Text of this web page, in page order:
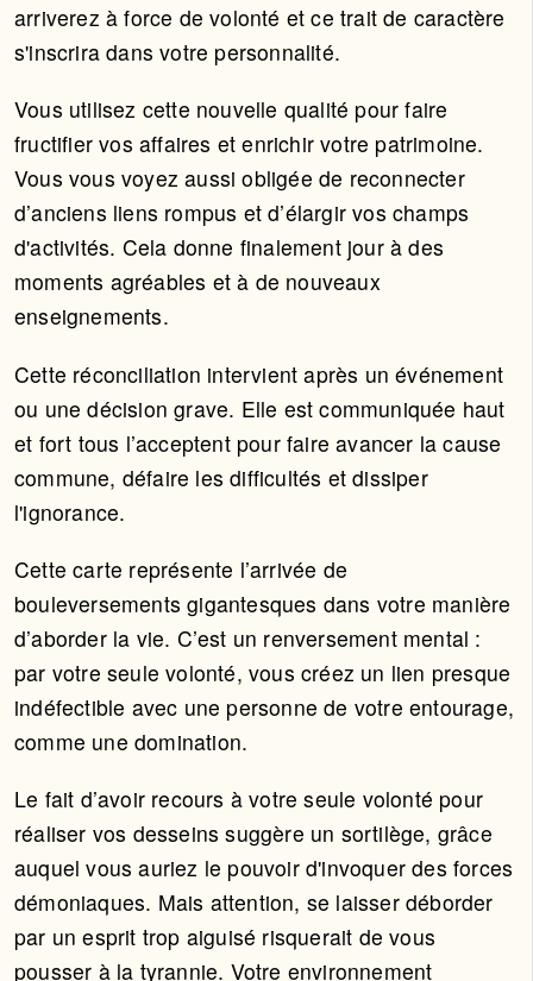
arriverez à force de volonté et ce trait de caractère
s'inscrira dans votre personnalité.
Vous utilisez cette nouvelle qualité pour faire
fructifier vos affaires et enrichir votre patrimoine.
Vous vous voyez aussi obligée de reconnecter
d’anciens liens rompus et d’élargir vos champs
d'activités. Cela donne finalement jour à des
moments agréables et à de nouveaux
enseignements.
Cette réconciliation intervient après un événement
ou une décision grave. Elle est communiquée haut
et fort tous l’acceptent pour faire avancer la cause
commune, défaire les difficultés et dissiper
l'ignorance.
Cette carte représente l’arrivée de
bouleversements gigantesques dans votre manière
d’aborder la vie. C’est un renversement mental :
par votre seule volonté, vous créez un lien presque
indéfectible avec une personne de votre entourage,
comme une domination.
Le fait d’avoir recours à votre seule volonté pour
réaliser vos desseins suggère un sortilège, grâce
auquel vous auriez le pouvoir d'invoquer des forces
démoniaques. Mais attention, se laisser déborder
par un esprit trop aiguisé risquerait de vous
pousser à la tyrannie. Votre environnement